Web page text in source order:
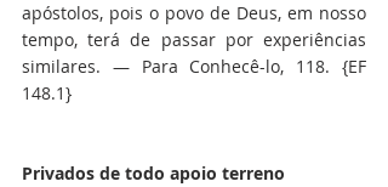
apóstolos, pois o povo de Deus, em nosso
tempo, terá de passar por experiências
similares. — Para Conhecê-lo, 118. {EF
148.1}
Privados de todo apoio terreno